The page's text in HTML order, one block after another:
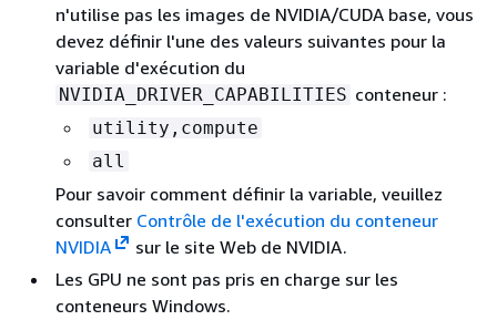
n'utilise pas les images de NVIDIA/CUDA base, vous
devez définir l'une des valeurs suivantes pour la
variable d'exécution du
NVIDIA_DRIVER_CAPABILITIES conteneur :
utility,compute
all
Pour savoir comment définir la variable, veuillez
consulter Contrôle de l'exécution du conteneur
NVIDIA
sur le site Web de NVIDIA.
Les GPU ne sont pas pris en charge sur les
conteneurs Windows.